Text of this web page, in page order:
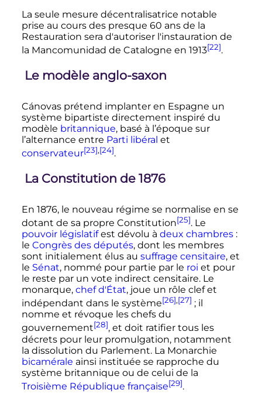
La seule mesure décentralisatrice notable
prise au cours des presque 60 ansde la
Restauration sera d'autoriser l'instauration de
la Mancomunidad de Catalogne en 1913[22].
Le modèle anglo-saxon
Cánovas prétend implanter en Espagne un
système bipartiste directement inspiré du
modèle britannique, basé à l’époque sur
l’alternance entre Parti libéral et
conservateur[23],[24].
La Constitution de 1876
En 1876, le nouveau régime se normalise en se
dotant de sa propre Constitution[25]. Le
pouvoir législatifest dévolu à deux chambres :
le Congrès des députés, dont les membres
sont initialement élus au suffrage censitaire, et
le Sénat, nommé pour partie par le roi et pour
le reste par un vote indirect censitaire. Le
monarque, chef d'État, joue un rôle clef et
indépendant dans le système[26],[27] ; il
nomme et révoque les chefs du
gouvernement[28], et doit ratifier tous les
décrets pour leur promulgation, notamment
la dissolution du Parlement. La Monarchie
bicamérale ainsi instituée se rapproche du
système britannique ou de celui de la
Troisième République française[29].